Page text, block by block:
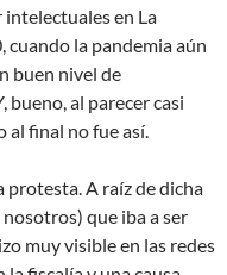
en La
cuando la pandemia aún
buen nivel de
bueno, al parecer casi
al final no fue así.
A raíz de dicha
que iba a ser
muy visible en las redes